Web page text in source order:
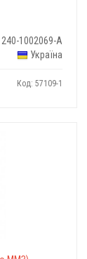
240-1002069-А
Україна
Код: 57109-1